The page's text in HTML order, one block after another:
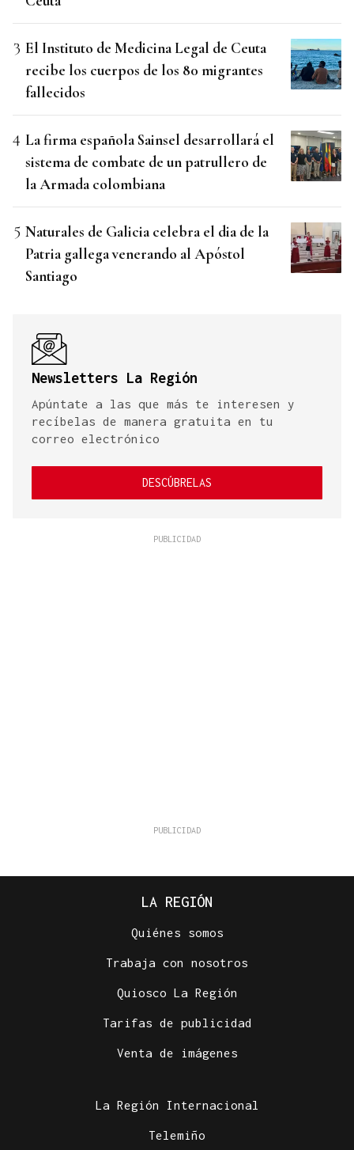
El Instituto de Medicina Legal de Ceuta
recibe los cuerpos de los 80 migrantes
fallecidos
La firma española Sainsel desarrollará el
sistema de combate de un patrullero de
la Armada colombiana
Naturales de Galicia celebra el dia de la
Patria gallega venerando al Apóstol
Santiago
Newsletters La Región
Apúntate a las que más te interesen y
recíbelas de manera gratuita en tu
correo electrónico
DESCÚBRELAS
LA REGIÓN
Quiénes somos
Trabaja con nosotros
Quiosco La Región
Tarifas de publicidad
Venta de imágenes
La Región Internacional
Telemiño